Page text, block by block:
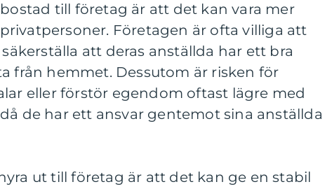
till företag är att det kan vara mer
Företagen är ofta villiga att
att deras anställda har ett bra
från hemmet. Dessutom är risken för
eller förstör egendom oftast lägre med
de har ett ansvar gentemot sina anställda
ut till företag är att det kan ge en stabil